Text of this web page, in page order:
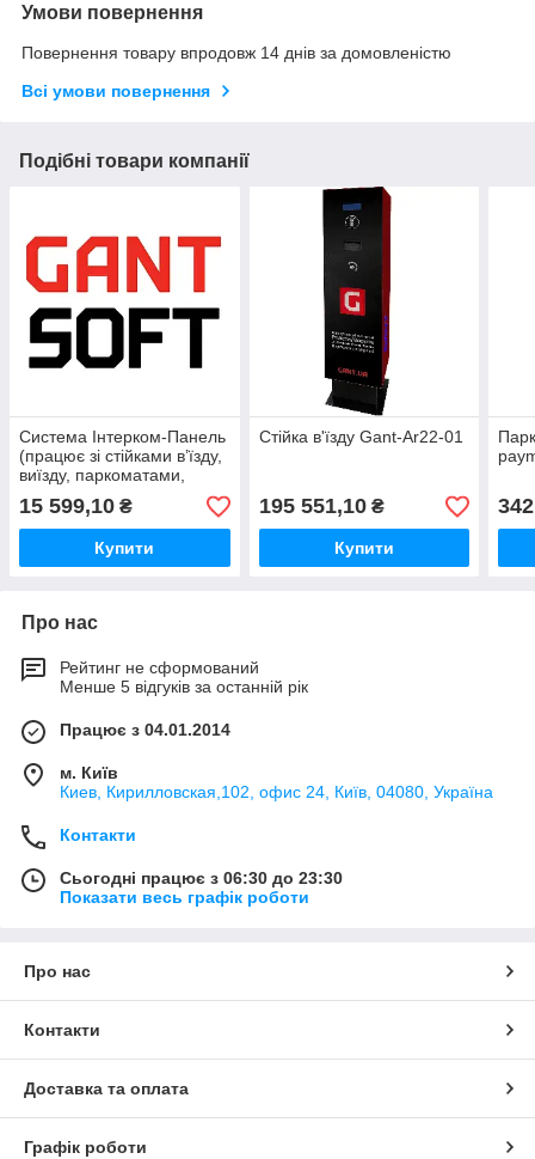
Умови повернення
Повернення товару впродовж 14 днів за домовленістю
Всі умови повернення
Подібні товари компанії
Система Інтерком-Панель
(працює зі стійками в’їзду,
виїзду, паркоматами,
терміналами виїзду)
15 599,10 ₴
Купити
Стійка в'їзду Gant-Ar22-01
195 551,10₴
Купити
Про нас
Рейтинг не сформований
Менше 5 відгуків за останній рік
Працює з 04.01.2014
м. Київ
Киев, Кирилловская,102, офис 24, Київ, 04080, Україна
Контакти
Сьогодні працює з 06:30 до 23:30
Показати весь графік роботи
Про нас
Контакти
Доставка та оплата
Графік роботи